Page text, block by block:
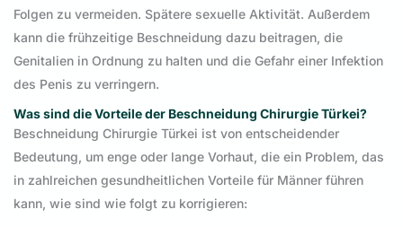
Folgen zu vermeiden. Spätere sexuelle Aktivität. Außerdem
kann die frühzeitige Beschneidung dazu beitragen, die
Genitalien in Ordnung zu halten und die Gefahr einer Infektion
des Penis zu verringern.
Was sind die Vorteile der Beschneidung Chirurgie Türkei?
Beschneidung Chirurgie Türkei ist von entscheidender
Bedeutung, um enge oder lange Vorhaut, die ein Problem, das
in zahlreichen gesundheitlichen Vorteile für Männer führen
kann, wie sind wie folgt zu korrigieren: